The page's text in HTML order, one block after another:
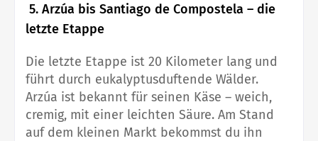
5. Arzúa bis Santiago de Compostela – die
letzte Etappe
Die letzte Etappe ist 20 Kilometer lang und
führt durch eukalyptusduftende Wälder.
Arzúa ist bekannt für seinen Käse – weich,
cremig, mit einer leichten Säure. Am Stand
auf dem kleinen Markt bekommst du ihn